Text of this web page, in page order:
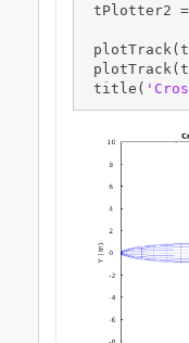
tPlotter2
title(